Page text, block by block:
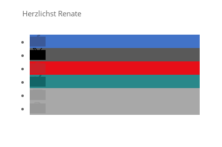
Herzlichst Renate